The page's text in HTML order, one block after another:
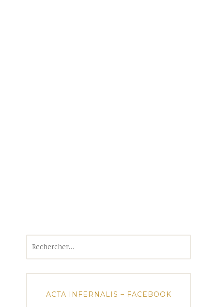
ACTA INFERNALIS – FACEBOOK